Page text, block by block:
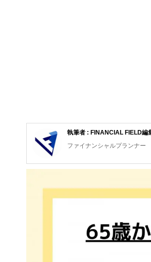
執筆者 : FINANCIAL FIELD編
ファイナンシャルプランナー
FinancialField編集部は、金融
編集部のメンバーは、ファイ
案から記事掲載まですべての
ー、公認会計士、社会保険労
え、むずかしく感じられる年
このように編集経験豊富なメ
と、読み応えのあるコンテン